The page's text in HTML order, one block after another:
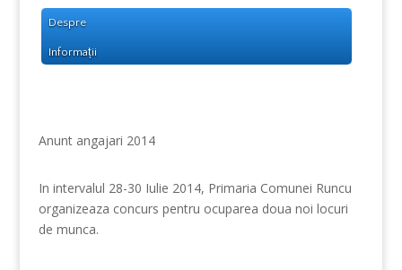
Despre
Informații
Anunt angajari 2014
In intervalul 28-30 Iulie 2014, Primaria Comunei Runcu
organizeaza concurs pentru ocuparea doua noi locuri
de munca.